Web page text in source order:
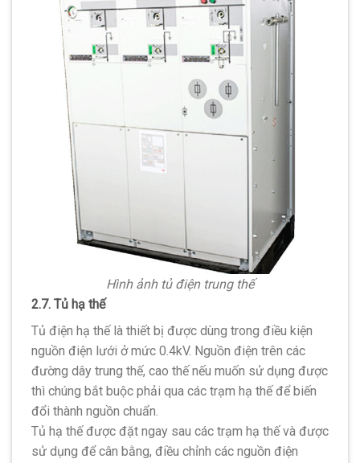
Hình ảnh tủ điện trung thế
2.7. Tủ hạ thế
Tủ điện hạ thế là thiết bị được dùng trong điều kiện
nguồn điện lưới ở mức 0.4kV. Nguồn điện trên các
đường dây trung thế, cao thế nếu muốn sử dụng được
thì chúng bắt buộc phải qua các trạm hạ thế để biến
đổi thành nguồn chuẩn.
Tủ hạ thế được đặt ngay sau các trạm hạ thế và được
sử dụng để cân bằng, điều chỉnh các nguồn điện